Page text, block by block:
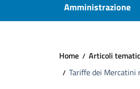
Amministrazione
Home Articoli
Tariffe dei Mercatini